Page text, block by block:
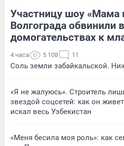
Участницу шоу «Мама
Волгограда обвинили в
домогательствах к
4 часа 5 108 11
Соль земли забайкальской.
«Я не жалуюсь». Строитель
звездой соцсетей: как он
искал весь Узбекистан
«Меня бесила моя роль»: как